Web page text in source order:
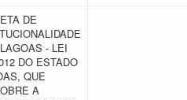
DE
- LEI
DO ESTADO
QUE
A